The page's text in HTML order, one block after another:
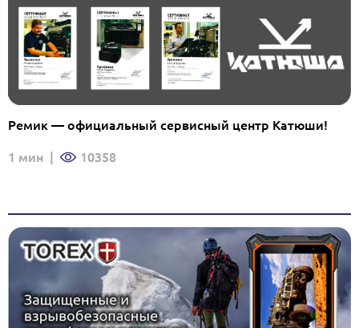
Ремик — официальный сервисный центр Катюши!
1 мин 10358